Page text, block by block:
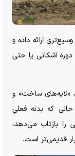
ارائه داده و
اشکانی یا حتی
«لایه‌های ساخت» و
که بدنه فعلیِ
را بازتاب می‌دهد،
قدیمی‌تر است.